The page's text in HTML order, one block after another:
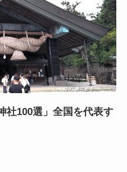
社100選」全国を代表す